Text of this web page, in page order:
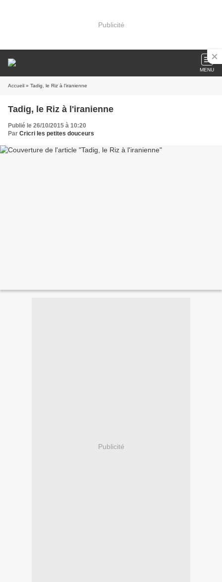
Publicité
MENU
Accueil » Tadig, le Riz à l'iranienne
Tadig, le Riz à l'iranienne
Publié le 26/10/2015 à 10:20
Par Cricri les petites douceurs
Publicité